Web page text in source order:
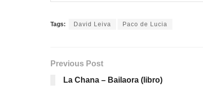
Tags: David Leiva Paco de Lucia
Previous Post
La Chana – Bailaora (libro)